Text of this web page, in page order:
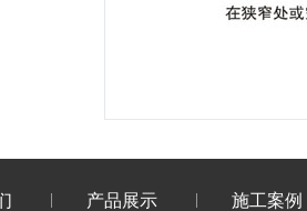
产品展示 施工案例